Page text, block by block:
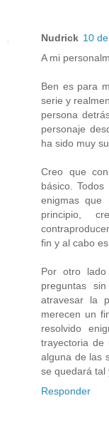
Nudrick 10
A mi
Ben es para
serie y
persona
personaje
ha sido muy
Creo que
básico.
enigmas que
principio,
fin y al cabo
Por otro
preguntas
atravesar la
merecen un
resolvido
trayectoria de
alguna de las
se quedará tal
Responder